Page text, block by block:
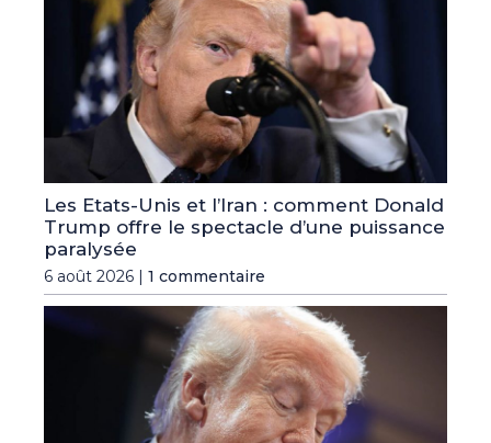
Les Etats-Unis et l’Iran : comment Donald
Trump offre le spectacle d’une puissance
paralysée
6 août 2026 | 1 commentaire